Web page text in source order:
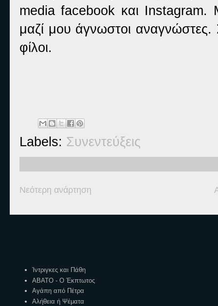
media facebook και Instagram.
μαζί μου άγνωστοι αναγνώστες.
φίλοι.
Labels: Συνεντεύξεις
Νεότερη ανάρτηση
Ίντριγκες και Πάθη
ΑΒΑΤΟ - Ο Έκπτωτος
Αγάπη από Πέτρα
Αλήθεια ή Ψέματα